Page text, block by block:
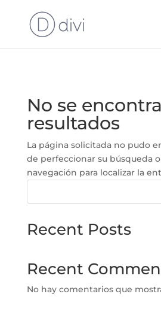
No se
resultados
La página solicitada no pudo
de perfeccionar su búsqueda
navegación para localizar la
Recent Posts
Recent
No hay comentarios que